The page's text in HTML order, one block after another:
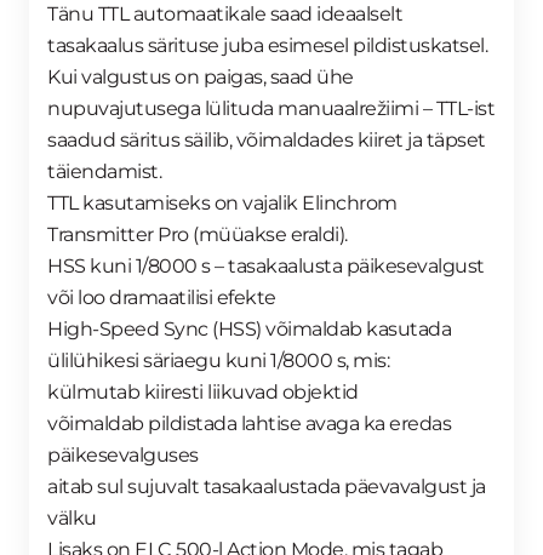
Tänu TTL automaatikale saad ideaalselt
tasakaalus särituse juba esimesel pildistuskatsel.
Kui valgustus on paigas, saad ühe
nupuvajutusega lülituda manuaalrežiimi – TTL-ist
saadud säritus säilib, võimaldades kiiret ja täpset
täiendamist.
TTL kasutamiseks on vajalik Elinchrom
Transmitter Pro (müüakse eraldi).
HSS kuni 1/8000 s – tasakaalusta päikesevalgust
või loo dramaatilisi efekte
High-Speed Sync (HSS) võimaldab kasutada
ülilühikesi säriaegu kuni 1/8000 s, mis:
külmutab kiiresti liikuvad objektid
võimaldab pildistada lahtise avaga ka eredas
päikesevalguses
aitab sul sujuvalt tasakaalustada päevavalgust ja
välku
Lisaks on ELC 500-l Action Mode, mis tagab